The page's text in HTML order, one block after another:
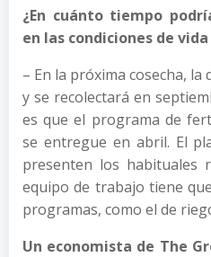
¿En cuánto tiempo
en las condiciones de
– En la próxima cosecha,
y se recolectará en
es que el programa de
se entregue en abril. El
presenten los habituales
equipo de trabajo tiene
programas, como el de
Un economista de The